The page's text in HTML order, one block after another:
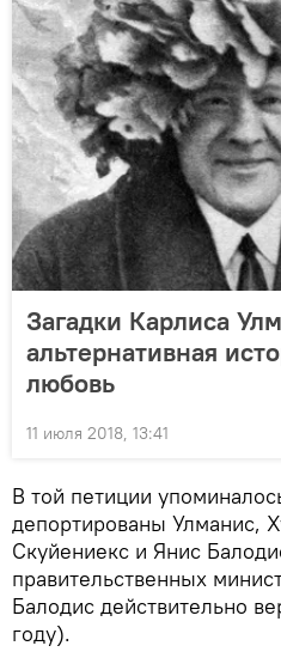
Загадки Карлиса
альтернативная
любовь
11 июля 2018, 13:41
В той петиции
депортированы Улманис,
Скуйениекс и Янис
правительственных
Балодис действительно
году).